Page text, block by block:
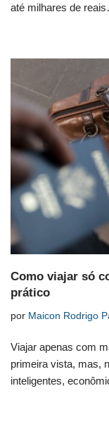
até milhares de
Como viajar só
prático
por Maicon Rodrigo
Viajar apenas com
primeira vista, mas,
inteligentes,